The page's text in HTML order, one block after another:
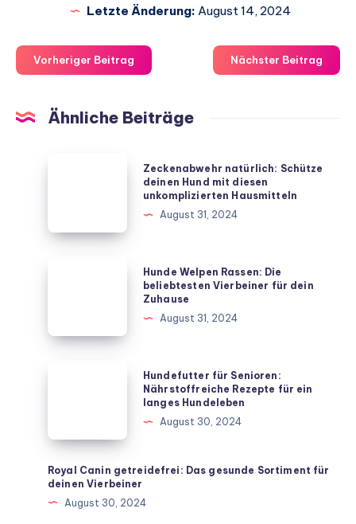
Letzte Änderung: August 14, 2024
Vorheriger Beitrag Nächster Beitrag
Ähnliche Beiträge
Hund
Zeckenabwehr natürlich: Schütze
deinen Hund mit diesen
unkomplizierten Hausmitteln
August 31, 2024
beliebtesten
Hunde Welpen Rassen: Die
beliebtesten Vierbeiner für dein
Zuhause
August 31, 2024
Rezepte
für
ein
langes
Hundefutter für Senioren:
Nährstoffreiche Rezepte für ein
langes Hundeleben
August 30, 2024
Royal Canin getreidefrei: Das gesunde Sortiment für
deinen Vierbeiner
August 30, 2024